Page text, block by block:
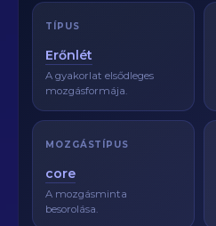
TÍPUS
Erőnlét
A gyakorlat elsődleges
mozgásformája.
MOZGÁSTÍPUS
core
A mozgásminta
besorolása.